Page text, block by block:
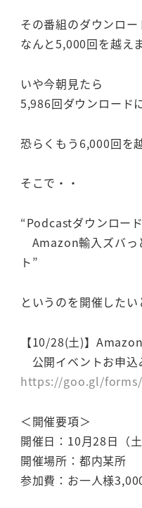
その番組のダウンロー
なんと5,000回を越え
いや今朝見たら
5,986回ダウンロード
恐らくもう6,000回を
そこで・・
“Podcastダウンロー
Amazon輸入ズバっ
ト”
というのを開催したい
【10/28(土)】
公開イベントお申込
https://goo.gl/forms/
＜開催要項＞
開催日：10月28日（
開催場所：都内某所
参加費：お一人様